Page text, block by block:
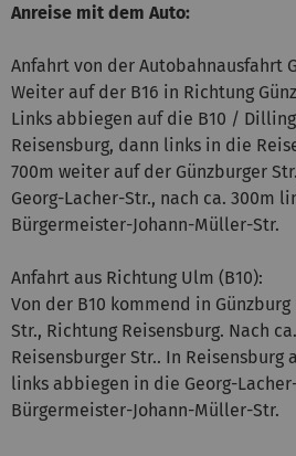
Anreise mit dem Auto:
Anfahrt von der Autobahnausfahrt
Weiter auf der B16 in Richtung
Links abbiegen auf die B10 /
Reisensburg, dann links in die
700m weiter auf der Günzburger
Georg-Lacher-Str., nach ca. 300m
Bürgermeister-Johann-Müller-Str.
Anfahrt aus Richtung Ulm (B10):
Von der B10 kommend in
Str., Richtung Reisensburg. Nach
Reisensburger Str.. In Reisensburg
links abbiegen in die Georg-
Bürgermeister-Johann-Müller-Str.